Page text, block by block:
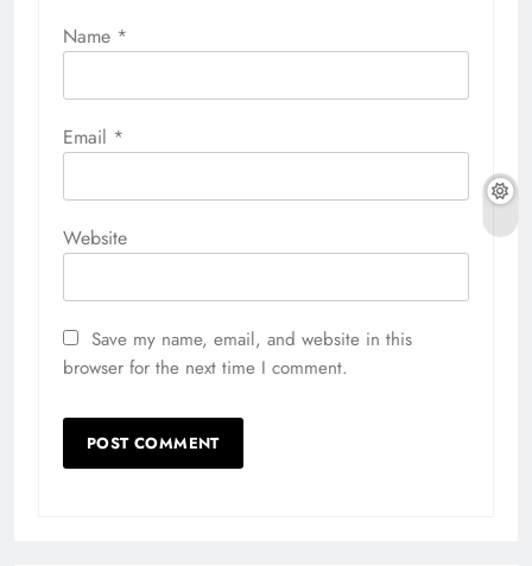
Name *
Email *
Website
Save my name, email, and website in this
browser for the next time I comment.